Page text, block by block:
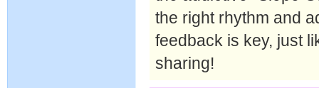
the right rhythm and
feedback is key, just
sharing!